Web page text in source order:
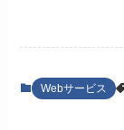
Webサービス